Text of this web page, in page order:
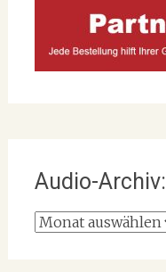
Audio-Archiv:
Audio-